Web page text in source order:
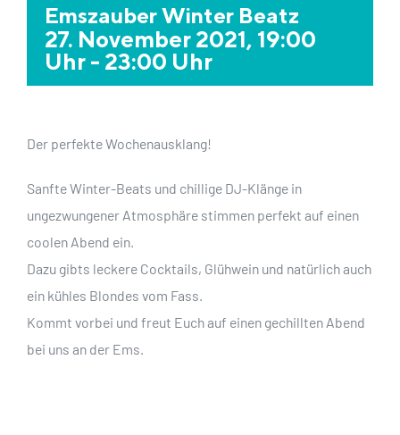
Emszauber Winter Beatz
27. November 2021, 19:00
Uhr- 23:00 Uhr
Der perfekte Wochenausklang!
Sanfte Winter-Beats und chillige DJ-Klänge in
ungezwungener Atmosphäre stimmen perfekt auf einen
coolen Abend ein.
Dazu gibts leckere Cocktails, Glühwein und natürlich auch
ein kühles Blondes vom Fass.
Kommt vorbei und freut Euch auf einen gechillten Abend
bei uns an der Ems.